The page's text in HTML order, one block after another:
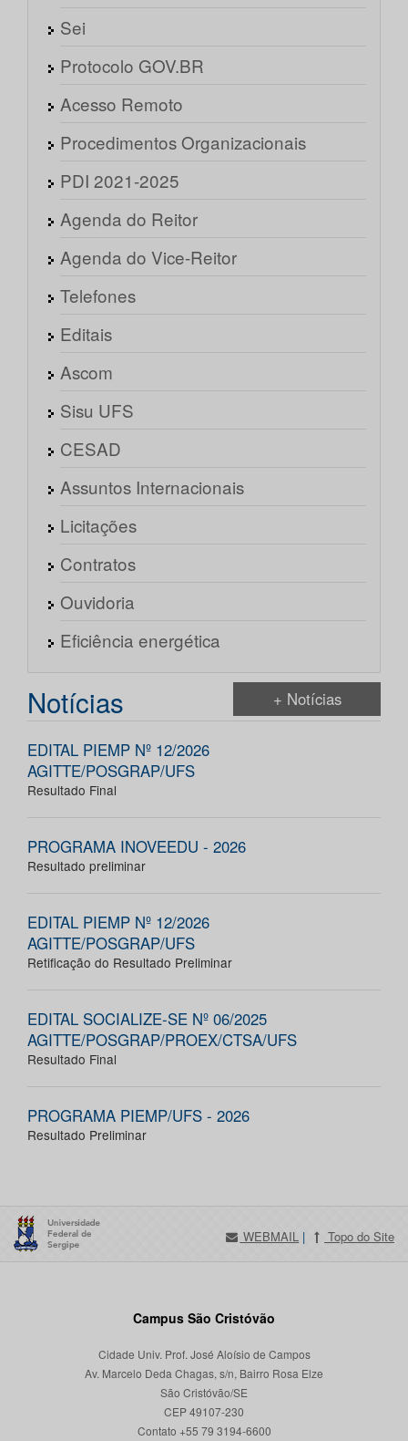
Sei
Protocolo GOV.BR
Acesso Remoto
Procedimentos Organizacionais
PDI 2021-2025
Agenda do Reitor
Agenda do Vice-Reitor
Telefones
Editais
Ascom
Sisu UFS
CESAD
Assuntos Internacionais
Licitações
Contratos
Ouvidoria
Eficiência energética
Notícias + Notícias
EDITAL PIEMP Nº 12/2026
AGITTE/POSGRAP/UFS
Resultado Final
PROGRAMA INOVEEDU - 2026
Resultado preliminar
EDITAL PIEMP Nº 12/2026
AGITTE/POSGRAP/UFS
Retificação do Resultado Preliminar
EDITAL SOCIALIZE-SE Nº 06/2025
AGITTE/POSGRAP/PROEX/CTSA/UFS
Resultado Final
PROGRAMA PIEMP/UFS - 2026
Resultado Preliminar
WEBMAIL | Topo do Site
Campus São Cristóvão
Cidade Univ. Prof. José Aloísio de Campos
Av. Marcelo Deda Chagas, s/n, Bairro Rosa Elze
São Cristóvão/SE
CEP 49107-230